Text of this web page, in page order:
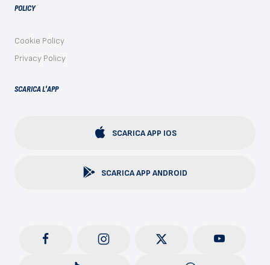
POLICY
Cookie Policy
Privacy Policy
SCARICA L'APP
SCARICA APP IOS
SCARICA APP ANDROID